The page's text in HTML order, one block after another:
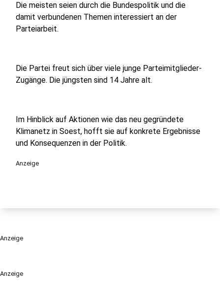
Anzeige
Die meisten seien durch die Bundespolitik und die
damit verbundenen Themen interessiert an der
Parteiarbeit.
Die Partei freut sich über viele junge Parteimitglieder-
Zugänge. Die jüngsten sind 14 Jahre alt.
Im Hinblick auf Aktionen wie das neu gegründete
Klimanetz in Soest, hofft sie auf konkrete Ergebnisse
und Konsequenzen in der Politik.
Anzeige
Anzeige